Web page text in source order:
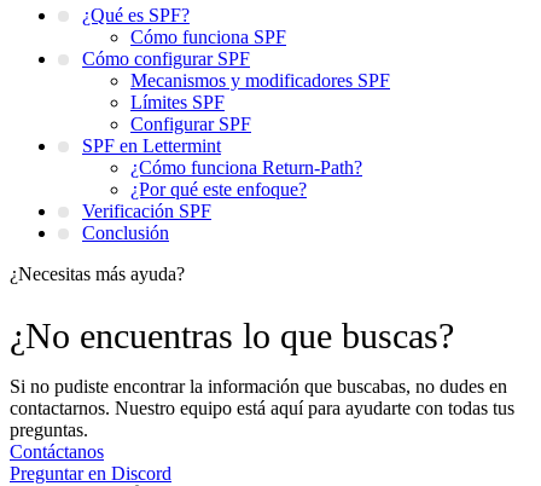
¿Qué es SPF?
Cómo funciona SPF
Cómo configurar SPF
Mecanismos y modificadores SPF
Límites SPF
Configurar SPF
SPF en Lettermint
¿Cómo funciona Return-Path?
¿Por qué este enfoque?
Verificación SPF
Conclusión
¿Necesitas más ayuda?
¿No encuentras lo que buscas?
Si no pudiste encontrar la información que buscabas, no dudes en
contactarnos. Nuestro equipo está aquí para ayudarte con todas tus
preguntas.
Contáctanos
Preguntar en Discord